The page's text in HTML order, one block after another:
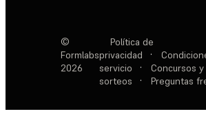
©
Formlabs
2026
Política de
privacidad
·
servicio
·
Concursos y
sorteos
· Preguntas